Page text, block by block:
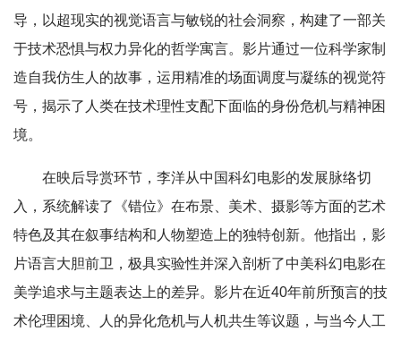
导，以超现实的视觉语言与敏锐的社会洞察，构建了一部关
于技术恐惧与权力异化的哲学寓言。影片通过一位科学家制
造自我仿生人的故事，运用精准的场面调度与凝练的视觉符
号，揭示了人类在技术理性支配下面临的身份危机与精神困
境。
在映后导赏环节，李洋从中国科幻电影的发展脉络切
入，系统解读了《错位》在布景、美术、摄影等方面的艺术
特色及其在叙事结构和人物塑造上的独特创新。他指出，影
片语言大胆前卫，极具实验性并深入剖析了中美科幻电影在
美学追求与主题表达上的差异。影片在近40年前所预言的技
术伦理困境、人的异化危机与人机共生等议题，与当今人工